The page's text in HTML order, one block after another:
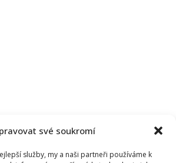
své soukromí
služby, my a naši partneři používáme k